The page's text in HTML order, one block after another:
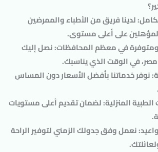
: لدينا فريق من الأطباء والممرضين
على أعلى مستوى.
في معظم المحافظات: نصل إليك
في الوقت الذي يناسبك.
: نوفر خدماتنا بأفضل الأسعار دون المساس
المنزلية: لضمان تقديم أعلى مستويات
: نعمل وفق جدولك الزمني لتوفير الراحة